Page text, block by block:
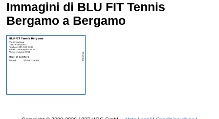
Immagini di BLU FIT Tennis
Bergamo a Bergamo